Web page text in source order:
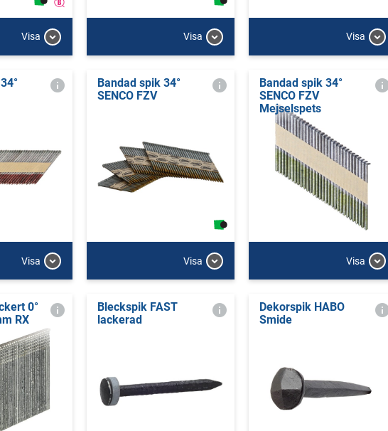
Visa Visa Visa
Visa
Bandad spik 34°
SENCO FZV
Visa
Bandad spik 34°
SENCO FZV
Mejselspets
Visa
0°
RX
Bleckspik FAST
lackerad
Dekorspik HABO
Smide